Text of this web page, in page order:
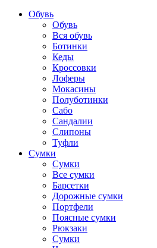
Обувь
Обувь
Вся обувь
Ботинки
Кеды
Кроссовки
Лоферы
Мокасины
Полуботинки
Сабо
Сандалии
Слипоны
Туфли
Сумки
Сумки
Все сумки
Барсетки
Дорожные сумки
Портфели
Поясные сумки
Рюкзаки
Сумки